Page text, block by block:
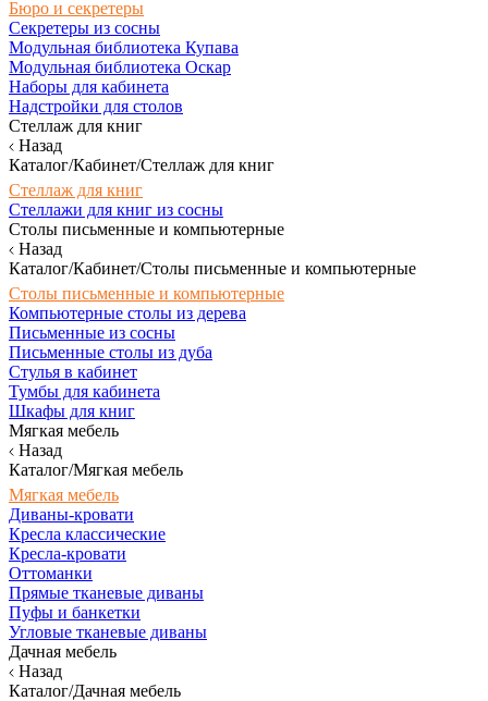
Бюро и секретеры
Секретеры из сосны
Модульная библиотека Купава
Модульная библиотека Оскар
Наборы для кабинета
Надстройки для столов
Стеллаж для книг
Назад
Каталог/Кабинет/Стеллаж для книг
Стеллаж для книг
Стеллажи для книг из сосны
Столы письменные и компьютерные
Назад
Каталог/Кабинет/Столы письменные и компьютерные
Столы письменные и компьютерные
Компьютерные столы из дерева
Письменные из сосны
Письменные столы из дуба
Стулья в кабинет
Тумбы для кабинета
Шкафы для книг
Мягкая мебель
Назад
Каталог/Мягкая мебель
Мягкая мебель
Диваны-кровати
Кресла классические
Кресла-кровати
Оттоманки
Прямые тканевые диваны
Пуфы и банкетки
Угловые тканевые диваны
Дачная мебель
Назад
Каталог/Дачная мебель